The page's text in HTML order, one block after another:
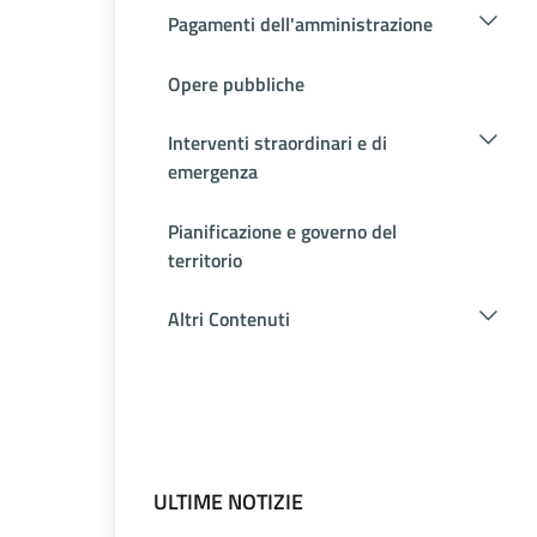
Pagamenti dell'amministrazione
Opere pubbliche
Interventi straordinari e di
emergenza
Pianificazione e governo del
territorio
Altri Contenuti
ULTIME NOTIZIE